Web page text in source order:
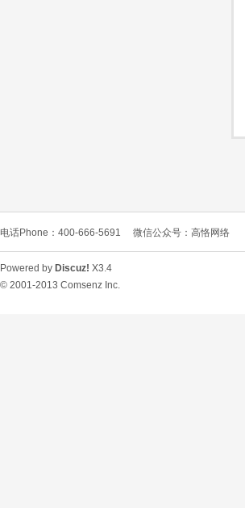
电话Phone：400-666-5691 微信公众号：高恪网络
Powered by Discuz! X3.4
© 2001-2013 Comsenz Inc.